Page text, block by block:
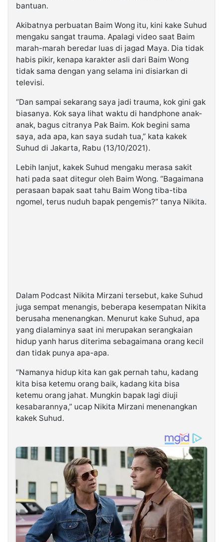
bantuan.
Akibatnya perbuatan Baim Wong itu, kini kake Suhud
mengaku sangat trauma. Apalagi video saat Baim
marah-marah beredar luas di jagad Maya. Dia tidak
habis pikir, kenapa karakter asli dari Baim Wong
tidak sama dengan yang selama ini disiarkan di
televisi.
“Dan sampai sekarang saya jadi trauma, kok gini gak
biasanya. Kok saya lihat waktu di handphone anak-
anak, bagus citranya Pak Baim. Kok begini sama
saya, ada apa, kan saya sudah tua,” kata kakek
Suhud di Jakarta, Rabu (13/10/2021).
Lebih lanjut, kakek Suhud mengaku merasa sakit
hati pada saat ditegur oleh Baim Wong. “Bagaimana
perasaan bapak saat tahu Baim Wong tiba-tiba
ngomel, terus nuduh bapak pengemis?” tanya Nikita.
Dalam Podcast Nikita Mirzani tersebut, kake Suhud
juga sempat menangis, beberapa kesempatan Nikita
berusaha menenangkan. Menurut kake Suhud, apa
yang dialaminya saat ini merupakan serangkaian
hidup yanh harus diterima sebagaimana orang kecil
dan tidak punya apa-apa.
“Namanya hidup kita kan gak pernah tahu, kadang
kita bisa ketemu orang baik, kadang kita bisa
ketemu orang jahat. Mungkin bapak lagi diuji
kesabarannya,” ucap Nikita Mirzani menenangkan
kakek Suhud.